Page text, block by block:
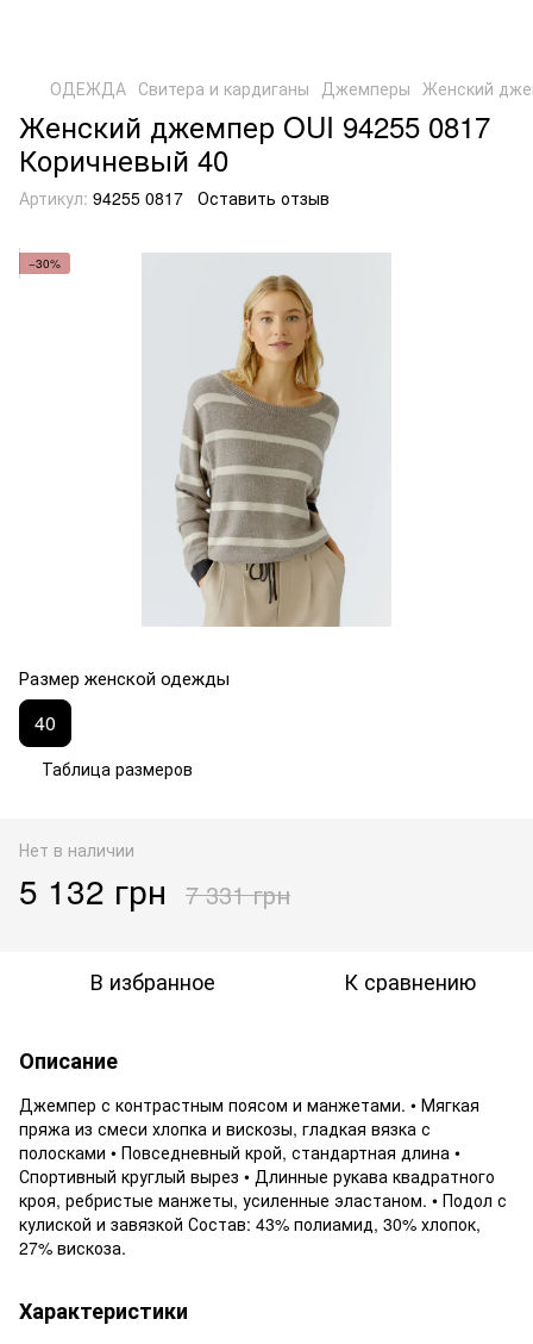
ОДЕЖДА Свитера и кардиганы Джемперы Женский
Женский джемпер OUI 94255 0817
Коричневый 40
Артикул: 94255 0817 Оставить отзыв
−30%
Размер женской одежды
40
Таблица размеров
Нет в наличии
5 132 грн 7 331 грн
В избранное К сравнению
Описание
Джемпер с контрастным поясом и манжетами. • Мягкая
пряжа из смеси хлопка и вискозы, гладкая вязка с
полосками • Повседневный крой, стандартная длина •
Спортивный круглый вырез • Длинные рукава квадратного
кроя, ребристые манжеты, усиленные эластаном. • Подол с
кулиской и завязкой Состав: 43% полиамид, 30% хлопок,
27% вискоза.
Характеристики